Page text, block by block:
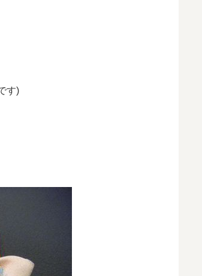
す)